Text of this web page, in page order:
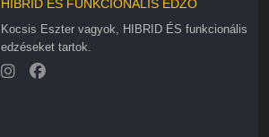
HIBRID ÉS FUNKCIONÁLIS EDZŐ
Kocsis Eszter vagyok, HIBRID ÉS funkcionális
edzéseket tartok.